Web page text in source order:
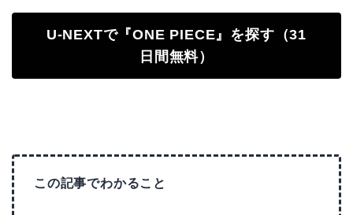
U-NEXTで『ONE PIECE』を探す（31
日間無料）
この記事でわかること